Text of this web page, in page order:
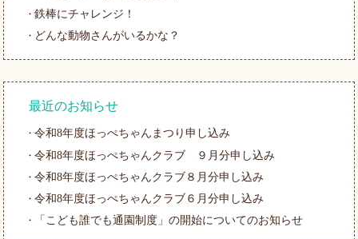
鉄棒にチャレンジ！
どんな動物さんがいるかな？
最近のお知らせ
令和8年度ほっぺちゃんまつり申し込み
令和8年度ほっぺちゃんクラブ ９月分申し込み
令和8年度ほっぺちゃんクラブ８月分申し込み
令和8年度ほっぺちゃんクラブ６月分申し込み
「こども誰でも通園制度」の開始についてのお知らせ